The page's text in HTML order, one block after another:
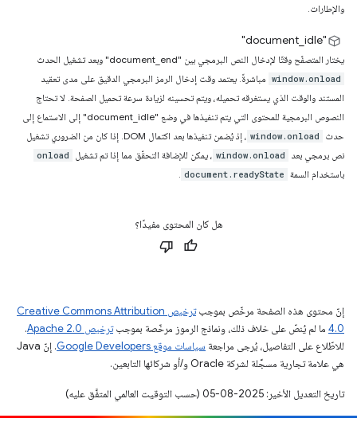
والإطارات.
‏"document_idle"
يختار المتصفّح وقتًا لإدخال النص البرمجي بين "document_end" وبعد تشغيل الحدث
window.onload مباشرةً. يعتمد وقت إدخال الرمز البرمجي الدقيق على مدى تعقيد
المستند والوقت الذي يستغرقه تحميله، ويتم تحسينه لزيادة سرعة تحميل الصفحة. لا تحتاج
النصوص البرمجية للمحتوى التي يتم تنفيذها في وضع "document_idle" إلى الاستماع إلى
حدث
window.onload
، إذ يُضمن تنفيذها بعد اكتمال DOM. إذا كان من الضروري تشغيل
نص برمجي بعد
window.onload ، يمكن للإضافة التحقّق مما إذا تم تشغيل onload
باستخدام السمة document.readyState
.
هل كان المحتوى مفيدًا؟
إنّ محتوى هذه الصفحة مرخّص بموجب
ترخيص Creative Commons Attribution
4.0‏ ما لم يُنصّ على خلاف ذلك، ونماذج الرموز مرخّصة بموجبترخيص Apache 2.0‏
.
للاطّلاع على التفاصيل، يُرجى مراجعة سياسات موقع Google Developers‏
. إنّ Java
هي علامة تجارية مسجَّلة لشركة Oracle و/أو شركائها التابعين.
تاريخ التعديل الأخير: 2025-08-05 (حسب التوقيت العالمي المتفَّق عليه)